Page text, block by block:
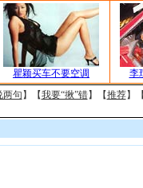
瞿颖买车不要空调
李
两句 】【我要“揪”错】【推荐】